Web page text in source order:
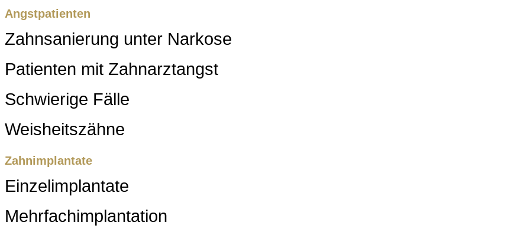
Angstpatienten
Zahnsanierung unter Narkose
Patienten mit Zahnarztangst
Schwierige Fälle
Weisheitszähne
Zahnimplantate
Einzelimplantate
Mehrfachimplantation